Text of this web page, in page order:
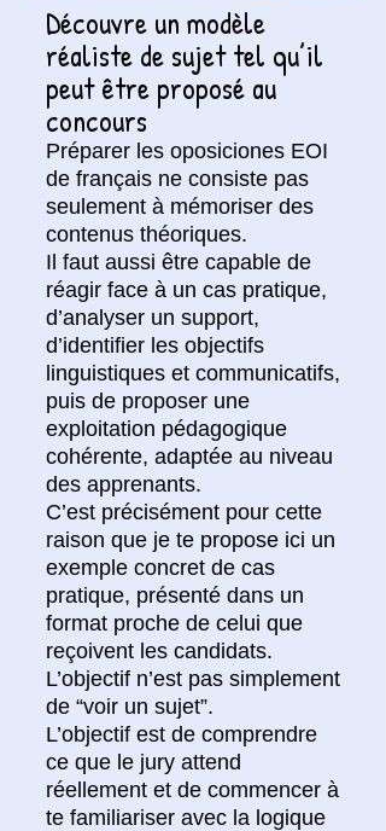
Découvre un modèle
réaliste de sujet tel qu’il
peut être proposé au
concours
Préparer les oposiciones EOI
de français ne consiste pas
seulement à mémoriser des
contenus théoriques.
Il faut aussi être capable de
réagir face à un cas pratique,
d’analyser un support,
d’identifier les objectifs
linguistiques et communicatifs,
puis de proposer une
exploitation pédagogique
cohérente, adaptée au niveau
des apprenants.
C’est précisément pour cette
raison que je te propose ici un
exemple concret de cas
pratique, présenté dans un
format proche de celui que
reçoivent les candidats.
L’objectif n’est pas simplement
de “voir un sujet”.
L’objectif est de comprendre
ce que le jury attend
réellement et de commencer à
te familiariser avec la logique